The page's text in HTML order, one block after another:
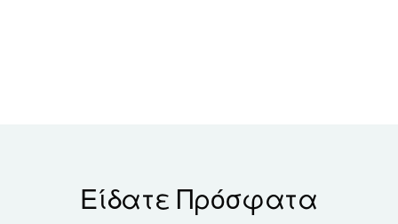
Είδατε Πρόσφατα